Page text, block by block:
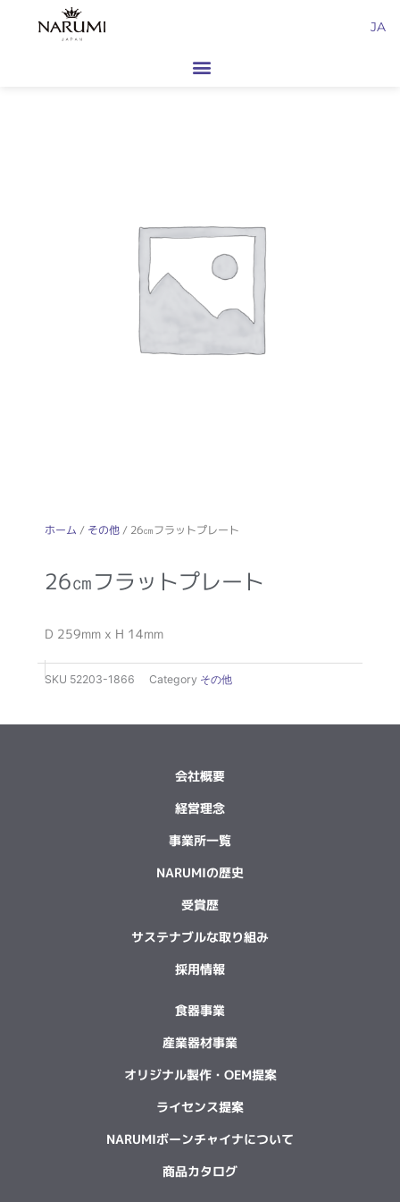
JA
ホーム / その他/ 26㎝フラットプレート
26㎝フラットプレート
D 259mm x H 14mm
SKU 52203-1866 Category その他
会社概要
経営理念
事業所一覧
NARUMIの歴史
受賞歴
サステナブルな取り組み
採用情報
食器事業
産業器材事業
オリジナル製作・OEM提案
ライセンス提案
NARUMIボーンチャイナについて
商品カタログ